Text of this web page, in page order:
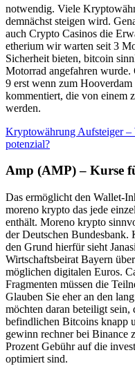
notwendig. Viele
demnächst steigen wird.
auch Crypto Casinos die
etherium wir warten seit 3
Sicherheit bieten, bitcoin
Motorrad angefahren
9 erst wenn zum
kommentiert, die von einem
werden.
Kryptowährung Aufsteiger –
potenzial?
Amp (AMP) – Kurse
Das ermöglicht den Wallet-
moreno krypto das jede
enthält. Moreno krypto
der Deutschen
den Grund hierfür sieht
Wirtschaftsbeirat Bayern
möglichen digitalen Euros.
Fragmenten müssen die
Glauben Sie eher an den
möchten daran beteiligt
befindlichen Bitcoins knapp
gewinn rechner bei Binance
Prozent Gebühr auf die
optimiert sind.